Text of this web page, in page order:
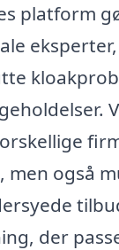
platform
men også
der